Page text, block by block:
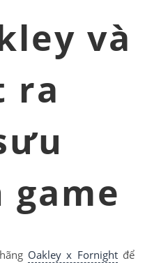
và
ra
Oakley x Fornightđể